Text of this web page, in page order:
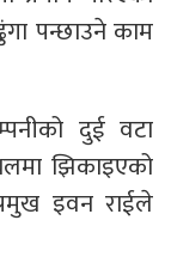
पन्छाउने काम
दुई वटा
झिकाइएको
इवन राईले